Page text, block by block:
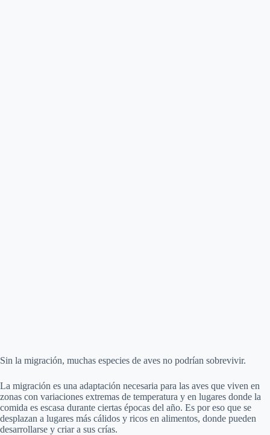
Sin la migración, muchas especies de aves no podrían sobrevivir.
La migración es una adaptación necesaria para las aves que viven en
zonas con variaciones extremas de temperatura y en lugares donde la
comida es escasa durante ciertas épocas del año. Es por eso que se
desplazan a lugares más cálidos y ricos en alimentos, donde pueden
desarrollarse y criar a sus crías.